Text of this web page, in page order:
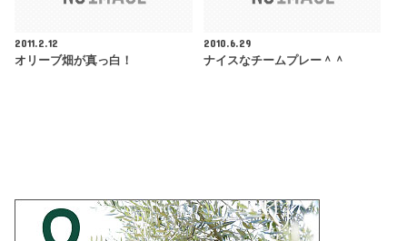
2011.2.12
オリーブ畑が真っ白！
2010.6.29
ナイスなチームプレー＾＾